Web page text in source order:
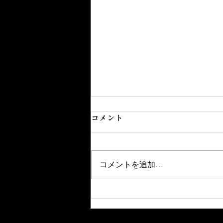
Amazonランキング第1位を獲
コメント
コメントを追加…